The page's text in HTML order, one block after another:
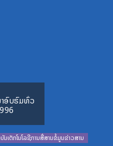
າອົບຮົມທົ່ວ
ເຕັກໂນໂລຊີການສື່ສານຂໍ້ມູນຂ່າວສານ